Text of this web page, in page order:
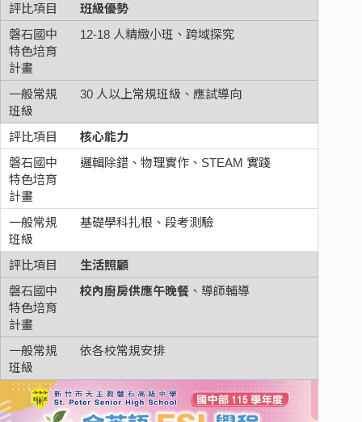
班級優勢
12-18 人精緻小班、跨域探究
30 人以上常規班級、應試導向
核心能力
邏輯除錯、物理實作、STEAM 實踐
基礎學科扎根、段考測驗
生活照顧
校內廚房供應午晚餐、導師輔導
依各校常規安排